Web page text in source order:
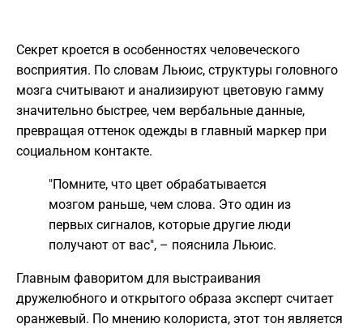
Секрет кроется в особенностях человеческого
восприятия. По словам Льюис, структуры головного
мозга считывают и анализируют цветовую гамму
значительно быстрее, чем вербальные данные,
превращая оттенок одежды в главный маркер при
социальном контакте.
"Помните, что цвет обрабатывается
мозгом раньше, чем слова. Это один из
первых сигналов, которые другие люди
получают от вас", – пояснила Льюис.
Главным фаворитом для выстраивания
дружелюбного и открытого образа эксперт считает
оранжевый. По мнению колориста, этот тон является